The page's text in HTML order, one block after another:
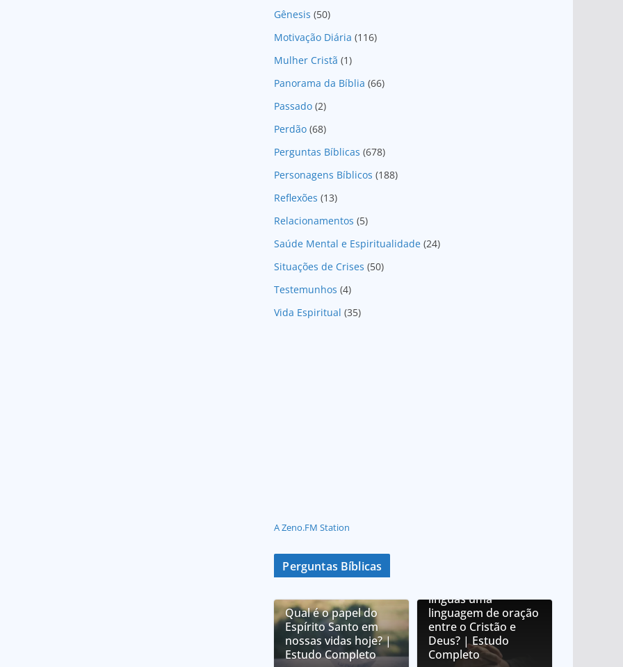
Gênesis (50)
Motivação Diária (116)
Mulher Cristã (1)
Panorama da Bíblia (66)
Passado (2)
Perdão (68)
Perguntas Bíblicas (678)
Personagens Bíblicos (188)
Reflexões (13)
Relacionamentos (5)
Saúde Mental e Espiritualidade (24)
Situações de Crises (50)
Testemunhos (4)
Vida Espiritual (35)
A Zeno.FM Station
Perguntas Bíblicas
Qual é o papel do
Espírito Santo em
nossas vidas hoje? |
Estudo Completo
línguas uma
linguagem de oração
entre o Cristão e
Deus? | Estudo
Completo